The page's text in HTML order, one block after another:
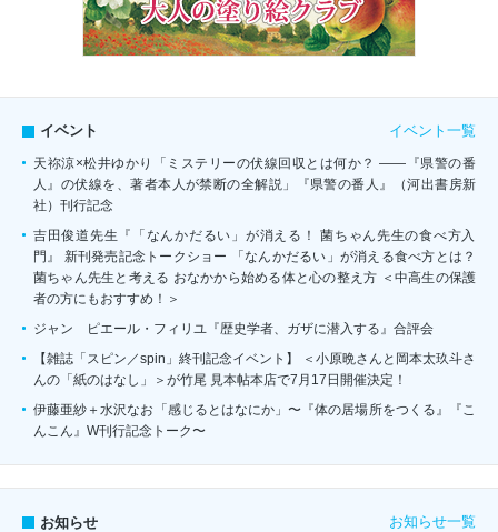
イベント イベント一覧
天祢涼×松井ゆかり「ミステリーの伏線回収とは何か？ ――『県警の番
人』の伏線を、著者本人が禁断の全解説」『県警の番人』（河出書房新
社）刊行記念
吉田俊道先生『「なんかだるい」が消える！ 菌ちゃん先生の食べ方入
門』 新刊発売記念トークショー 「なんかだるい」が消える食べ方とは？
菌ちゃん先生と考える おなかから始める体と心の整え方 ＜中高生の保護
者の方にもおすすめ！＞
ジャン゠ピエール・フィリユ『歴史学者、ガザに潜入する』合評会
【雑誌「スピン／spin」終刊記念イベント】 ＜小原晩さんと岡本太玖斗さ
んの「紙のはなし」＞が竹尾 見本帖本店で7月17日開催決定！
伊藤亜紗＋水沢なお「感じるとはなにか」〜『体の居場所をつくる』『こ
んこん』W刊行記念トーク〜
お知らせ お知らせ一覧